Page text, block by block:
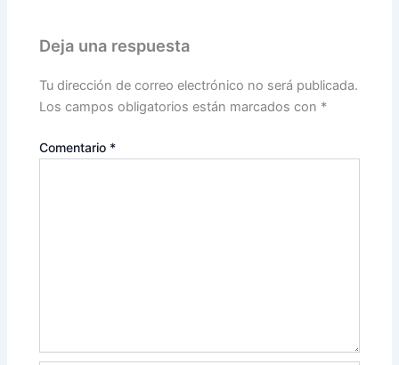
Deja una respuesta
Tu dirección de correo electrónico no será publicada.
Los campos obligatorios están marcados con *
Comentario *